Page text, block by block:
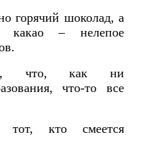
горячий шоколад, а
какао – нелепое
что, как ни
что-то все
тот, кто смеется